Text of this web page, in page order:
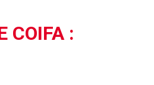
COIFA :